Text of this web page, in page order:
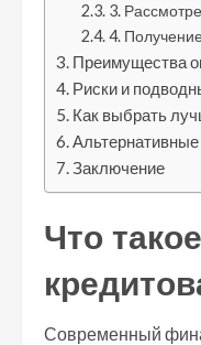
3.
4.
Преимущества
Риски и
Как выбрать
Заключение
Что
Современный